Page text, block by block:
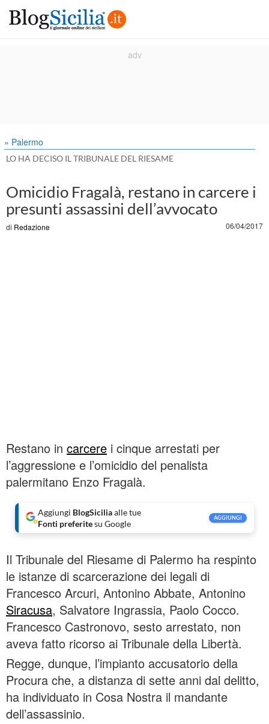
» Palermo
LO HA DECISO IL TRIBUNALE DEL RIESAME
Omicidio Fragalà, restano in carcere i
presunti assassini dell’avvocato
di Redazione 06/04/2017
Restano in carcere i cinque arrestati per
l’aggressione e l’omicidio del penalista
palermitano Enzo Fragalà.
Aggiungi BlogSiciliaalle tue
Fonti preferitesu Google
AGGIUNGI
Il Tribunale del Riesame di Palermo ha respinto
le istanze di scarcerazione dei legali di
Francesco Arcuri, Antonino Abbate, Antonino
Siracusa, Salvatore Ingrassia, Paolo Cocco.
Francesco Castronovo, sesto arrestato, non
aveva fatto ricorso ai Tribunale della Libertà.
Regge, dunque, l’impianto accusatorio della
Procura che, a distanza di sette anni dal delitto,
ha individuato in Cosa Nostra il mandante
dell’assassinio.